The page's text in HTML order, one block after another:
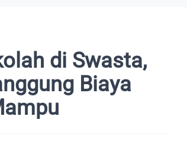
di Swasta,
Biaya